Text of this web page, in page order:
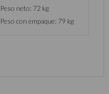
neto: 72 kg
con empaque: 79 kg